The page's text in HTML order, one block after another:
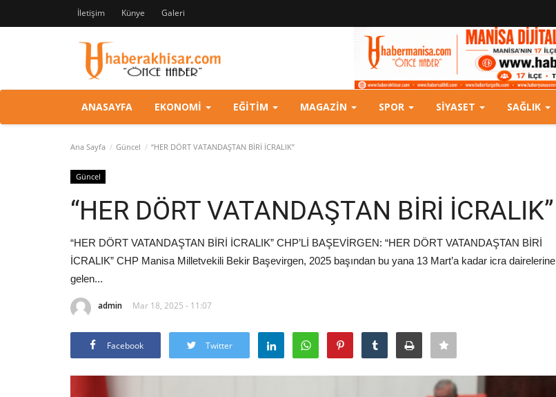
İletişim Künye Galeri
ANASAYFA EKONOMI EĞITIM MAGAZIN SPOR SIYASET SAĞLIK
Ana Sayfa Güncel “HER DÖRT VATANDAŞTAN BİRİ İCRALIK”
Güncel
“HER DÖRT VATANDAŞTAN BİRİ İCRALIK”
“HER DÖRT VATANDAŞTAN BİRİ İCRALIK” CHP’Lİ BAŞEVİRGEN: “HER DÖRT VATANDAŞTAN BİRİ
İCRALIK” CHP Manisa Milletvekili Bekir Başevirgen, 2025 başından bu yana 13 Mart’a kadar icra dairelerine
gelen...
admin Mar 18, 2025 - 11:07
Facebook Twitter